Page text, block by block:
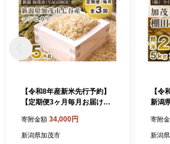
【令和8年産新米先行予約】
【定期便3ヶ月毎月お届け】
カリ 玄米5kg 《10月上旬～
順次出荷》 新潟産コシヒカ
寄附金額 34,000円
新潟県加茂市
【令
新潟
4）
白米
寄附
新潟